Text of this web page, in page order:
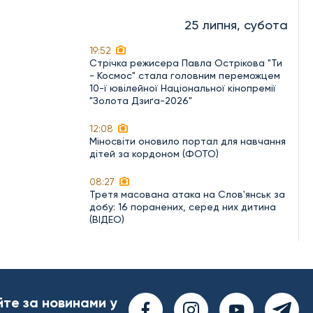
25 липня, субота
19:52
Стрічка режисера Павла Острікова "Ти
- Космос" стала головним переможцем
10-ї ювілейної Національної кінопремії
"Золота Дзиґа-2026"
12:08
Міносвіти оновило портал для навчання
дітей за кордоном (ФОТО)
08:27
Третя масована атака на Слов'янськ за
добу: 16 поранених, серед них дитина
(ВІДЕО)
за новинами у